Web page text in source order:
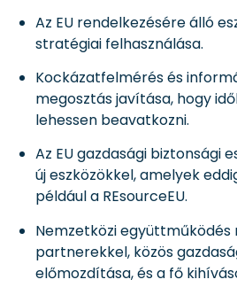
Az EU rendelkezésére álló
stratégiai felhasználása.
Kockázatfelmérés és
megosztás javítása, hogy
lehessen beavatkozni.
Az EU gazdasági biztonsági
új eszközökkel, amelyek
például a REsourceEU.
Nemzetközi
partnerekkel, közös
előmozdítása, és a fő